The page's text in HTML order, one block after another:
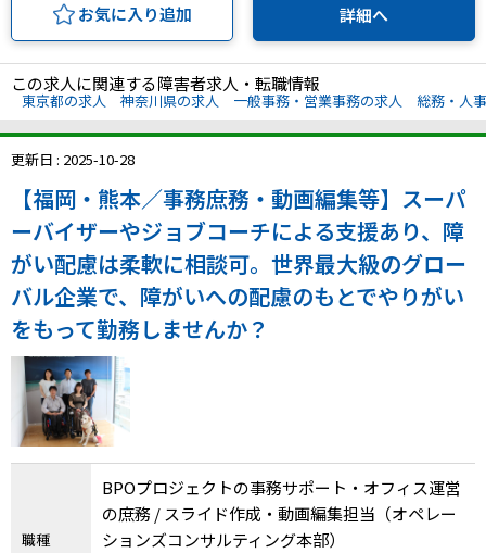
お気に入り追加 詳細へ
この求人に関連する障害者求人・転職情報
東京都の求人 神奈川県の求人 一般事務・営業事務の求人 総務・人
更新日 : 2025-10-28
【福岡・熊本／事務庶務・動画編集等】スーパ
ーバイザーやジョブコーチによる支援あり、障
がい配慮は柔軟に相談可。世界最大級のグロー
バル企業で、障がいへの配慮のもとでやりがい
をもって勤務しませんか？
職種
BPOプロジェクトの事務サポート・オフィス運営
の庶務 / スライド作成・動画編集担当（オペレー
ションズコンサルティング本部）